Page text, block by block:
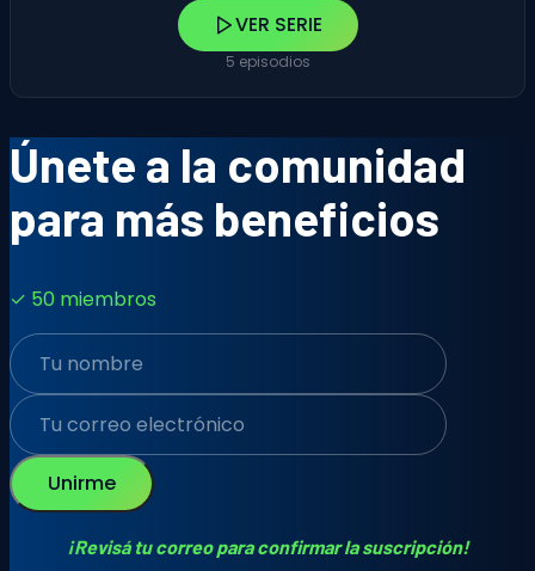
VER SERIE
5 episodios
Únete a la comunidad
para más beneficios
✓ 50 miembros
Unirme
¡Revisá tu correo para confirmar la suscripción!